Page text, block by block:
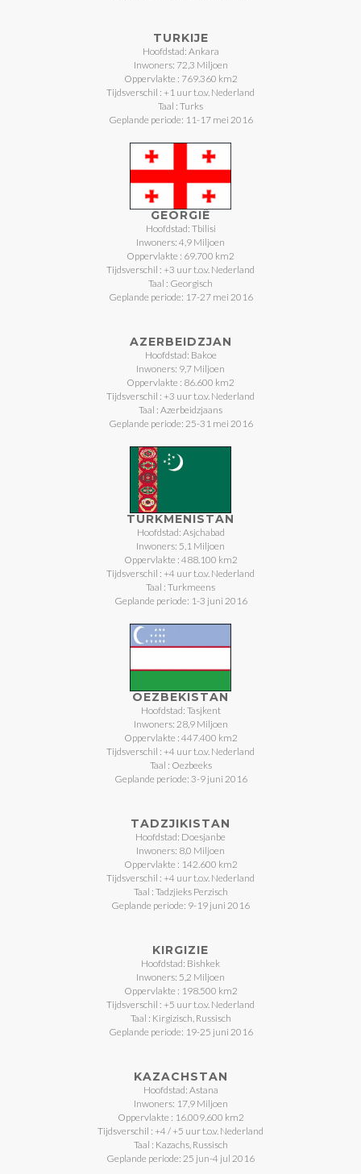
TURKIJE
Hoofdstad: Ankara
Inwoners: 72,3 Miljoen
Oppervlakte : 769.360 km2
Tijdsverschil : +1 uur t.o.v. Nederland
Taal : Turks
Geplande periode: 11-17 mei 2016
GEORGIË
Hoofdstad: Tbilisi
Inwoners: 4,9 Miljoen
Oppervlakte : 69.700 km2
Tijdsverschil : +3 uur t.o.v. Nederland
Taal : Georgisch
Geplande periode: 17-27 mei 2016
AZERBEIDZJAN
Hoofdstad: Bakoe
Inwoners: 9,7 Miljoen
Oppervlakte : 86.600 km2
Tijdsverschil : +3 uur t.o.v. Nederland
Taal : Azerbeidzjaans
Geplande periode: 25-31 mei 2016
TURKMENISTAN
Hoofdstad: Asjchabad
Inwoners: 5,1 Miljoen
Oppervlakte : 488.100 km2
Tijdsverschil : +4 uur t.o.v. Nederland
Taal : Turkmeens
Geplande periode: 1-3 juni 2016
OEZBEKISTAN
Hoofdstad: Tasjkent
Inwoners: 28,9 Miljoen
Oppervlakte : 447.400 km2
Tijdsverschil : +4 uur t.o.v. Nederland
Taal : Oezbeeks
Geplande periode: 3-9 juni 2016
TADZJIKISTAN
Hoofdstad: Doesjanbe
Inwoners: 8,0 Miljoen
Oppervlakte : 142.600 km2
Tijdsverschil : +4 uur t.o.v. Nederland
Taal : Tadzjieks Perzisch
Geplande periode: 9-19 juni 2016
KIRGIZIE
Hoofdstad: Bishkek
Inwoners: 5,2 Miljoen
Oppervlakte : 198.500 km2
Tijdsverschil : +5 uur t.o.v. Nederland
Taal : Kirgizisch, Russisch
Geplande periode: 19-25 juni 2016
KAZACHSTAN
Hoofdstad: Astana
Inwoners: 17,9 Miljoen
Oppervlakte : 16.009.600 km2
Tijdsverschil : +4 / +5 uur t.o.v. Nederland
Taal : Kazachs, Russisch
Geplande periode: 25 jun-4 jul 2016